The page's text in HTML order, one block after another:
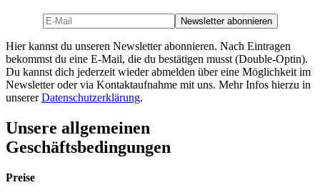
Hier kannst du unseren Newsletter abonnieren. Nach Eintragen
bekommst du eine E-Mail, die du bestätigen musst (Double-Optin).
Du kannst dich jederzeit wieder abmelden über eine Möglichkeit im
Newsletter oder via Kontaktaufnahme mit uns. Mehr Infos hierzu in
unsererDatenschutzerklärung.
Unsere allgemeinen
Geschäftsbedingungen
Preise